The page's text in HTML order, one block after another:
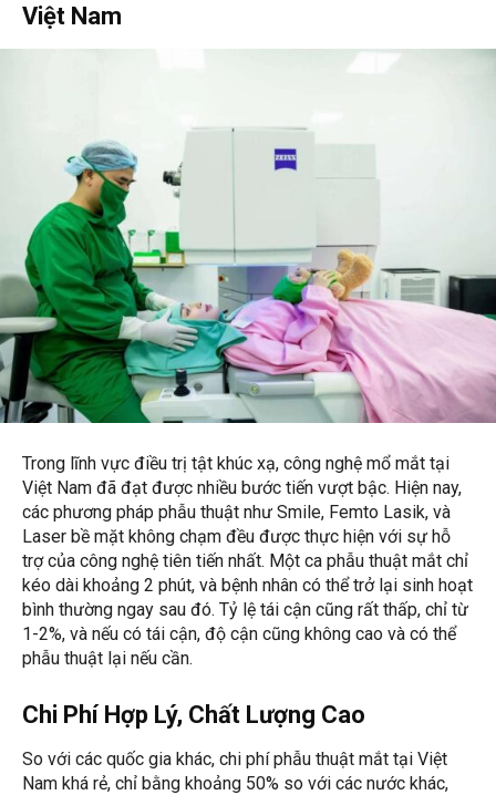
Việt Nam
Trong lĩnh vực điều trị tật khúc xạ, công nghệ mổ mắt tại
Việt Nam đã đạt được nhiều bước tiến vượt bậc. Hiện nay,
các phương pháp phẫu thuật như Smile, Femto Lasik, và
Laser bề mặt không chạm đều được thực hiện với sự hỗ
trợ của công nghệ tiên tiến nhất. Một ca phẫu thuật mắt chỉ
kéo dài khoảng 2 phút, và bệnh nhân có thể trở lại sinh hoạt
bình thường ngay sau đó. Tỷ lệ tái cận cũng rất thấp, chỉ từ
1-2%, và nếu có tái cận, độ cận cũng không cao và có thể
phẫu thuật lại nếu cần.
Chi Phí Hợp Lý, Chất Lượng Cao
So với các quốc gia khác, chi phí phẫu thuật mắt tại Việt
Nam khá rẻ, chỉ bằng khoảng 50% so với các nước khác,